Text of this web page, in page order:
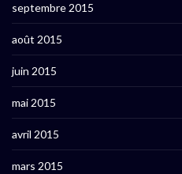
septembre 2015
août 2015
juin 2015
mai 2015
avril 2015
mars 2015